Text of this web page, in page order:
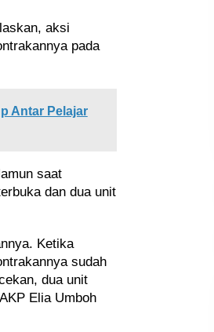
aksi
pada
Antar Pelajar
saat
dan dua unit
Ketika
sudah
dua unit
Elia Umboh